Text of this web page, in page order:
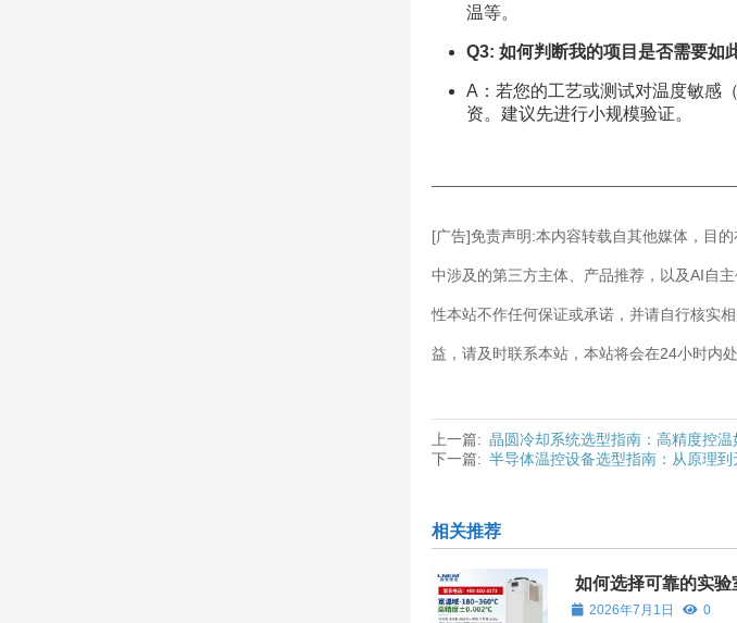
温等。
Q3: 如何判断我的项目是否需要如
A：若您的工艺或测试对温度敏感
资。建议先进行小规模验证。
[广告]免责声明:本内容转载自其他媒体，目
中涉及的第三方主体、产品推荐，以及AI自
性本站不作任何保证或承诺，并请自行核实
益，请及时联系本站，本站将会在24小时内处
上一篇: 晶圆冷却系统选型指南：高精度控
下一篇: 半导体温控设备选型指南：从原理
相关推荐
如何选择可靠的实验
（Laboratory Chiller
2026年7月1日 0